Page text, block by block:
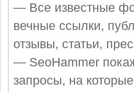
— Все известные
вечные ссылки,
отзывы, статьи,
— SeoHammer
запросы, на